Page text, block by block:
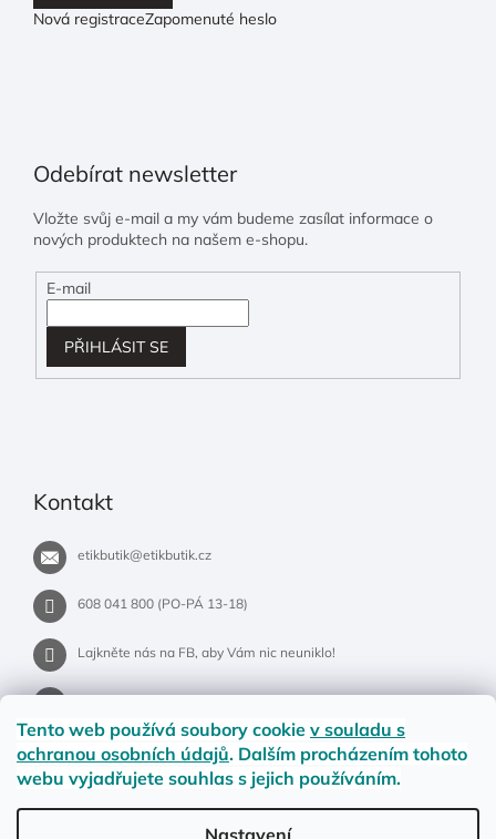
Tento web používá soubory cookie v souladu s
ochranou osobních údajů. Dalším procházením tohoto
webu vyjadřujete souhlas s jejich používáním.
Nastavení
Nová registraceZapomenuté heslo
Odebírat newsletter
Vložte svůj e-mail a my vám budeme zasílat informace o
nových produktech na našem e-shopu.
E-mail
PŘIHLÁSIT SE
Kontakt
etikbutik@etikbutik.cz
608 041 800 (PO-PÁ 13-18)
Lajkněte nás na FB, aby Vám nic neuniklo!